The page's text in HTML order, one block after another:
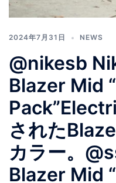
2024年7月31日 NEWS
@nikesb
Blazer Mid
された
カラー。
Blazer Mid